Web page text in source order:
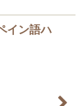
イン語ハ